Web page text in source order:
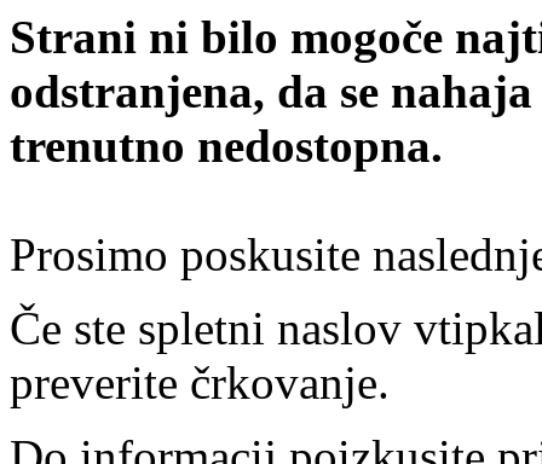
Strani ni bilo mogoče
odstranjena, da se
trenutno nedostopna.
Prosimo poskusite
Če ste spletni naslov
preverite črkovanje.